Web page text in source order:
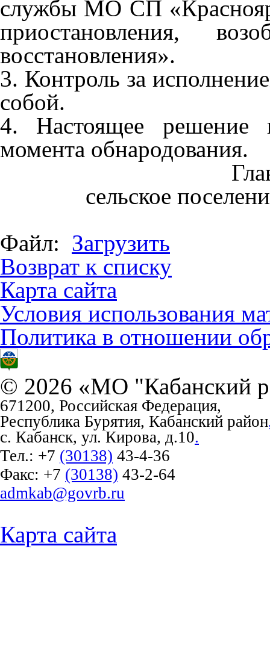
службы МО СП
приостановления,
восстановления».
3. Контроль за
собой.
4. Настоящее решение
момента обнародования.
сельское
Файл: Загрузить
Возврат к списку
Карта сайта
Условия использования
Политика в отношении
© 2026 «МО "Кабанский
671200, Российская Федерация,
Республика Бурятия, Кабанский район
с. Кабанск, ул. Кирова, д.10.
Тел.: +7 (30138) 43-4-36
Факс: +7 (30138) 43-2-64
admkab@govrb.ru
Карта сайта